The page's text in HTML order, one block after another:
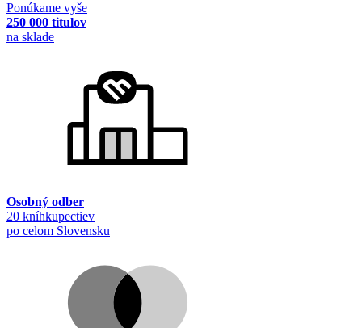
Ponúkame vyše
250 000 titulov
na sklade
Osobný odber
20 kníhkupectiev
po celom Slovensku